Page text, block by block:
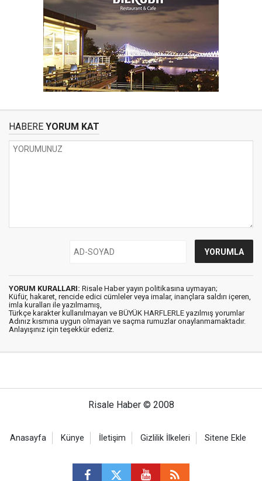
HABERE YORUM KAT
YORUM KURALLARI: Risale Haber yayın politikasına uymayan;
Küfür, hakaret, rencide edici cümleler veya imalar, inançlara saldırı içeren,
imla kuralları ile yazılmamış,
Türkçe karakter kullanılmayan ve BÜYÜK HARFLERLE yazılmış yorumlar
Adınız kısmına uygun olmayan ve saçma rumuzlar onaylanmamaktadır.
Anlayışınız için teşekkür ederiz.
Risale Haber © 2008
Anasayfa Künye İletişim Gizlilik İlkeleri Sitene Ekle